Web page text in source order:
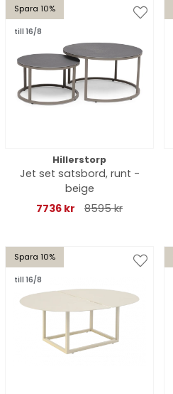
Spara 10%
till 16/8
Hillerstorp
Jet set satsbord, runt -
beige
7736 kr
8595 kr
Spara 10%
till 16/8